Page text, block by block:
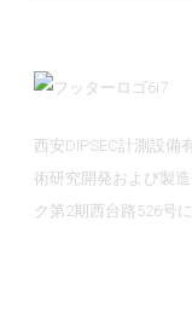
西安DIPSEC計測設備
術研究開発および製
ク第2期西台路526号